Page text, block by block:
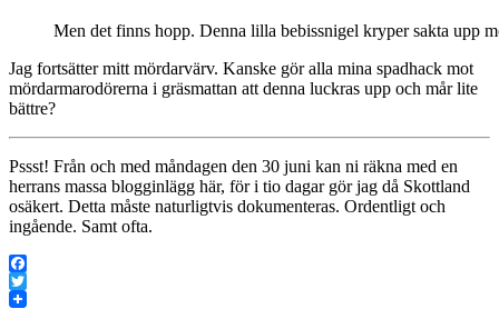
Men det finns hopp. Denna lilla bebissnigel kryper sakta upp
Jag fortsätter mitt mördarvärv. Kanske gör alla mina spadhack mot
mördarmarodörerna i gräsmattan att denna luckras upp och mår lite
bättre?
Pssst! Från och med måndagen den 30 juni kan ni räkna med en
herrans massa blogginlägg här, för i tio dagar gör jag då Skottland
osäkert. Detta måste naturligtvis dokumenteras. Ordentligt och
ingående. Samt ofta.
Facebook
Twitter